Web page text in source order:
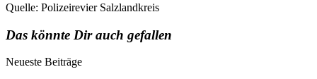
Quelle: Polizeirevier Salzlandkreis
Das könnte Dir auch gefallen
Neueste Beiträge